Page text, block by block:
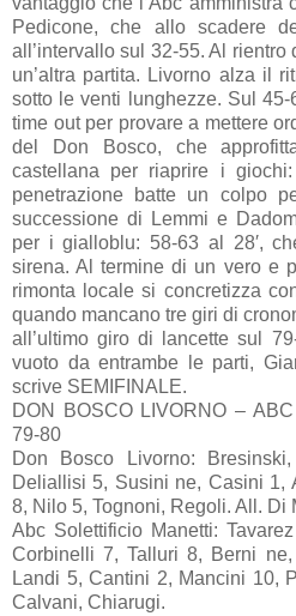
Pedicone, che allo scadere
all’intervallo sul 32-55. Al
un’altra partita. Livorno alza il
sotto le venti lunghezze. Sul
time out per provare a mettere
del Don Bosco, che
castellana per riaprire i
penetrazione batte un colpo
successione di Lemmi e
per i gialloblu: 58-63 al 28′,
sirena. Al termine di un vero e
rimonta locale si concretizza
quando mancano tre giri di
all’ultimo giro di lancette sul
vuoto da entrambe le parti,
scrive SEMIFINALE.
DON BOSCO LIVORNO –
79-80
Don Bosco Livorno:
Deliallisi 5, Susini ne, Casini 1,
8, Nilo 5, Tognoni, Regoli. All. Di
Abc Solettificio Manetti:
Corbinelli 7, Talluri 8, Berni
Landi 5, Cantini 2, Mancini 10,
Calvani, Chiarugi.